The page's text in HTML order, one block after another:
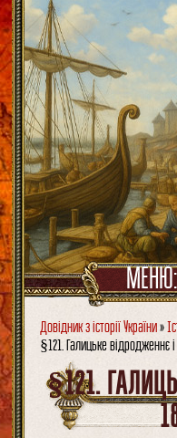
МЕНЮ:
Довідник з історії України»
§121. Галицьке відродженнє і
§121.